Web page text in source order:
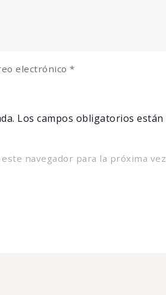
Los campos obligatorios están
electrónico*
navegador para la próxima vez